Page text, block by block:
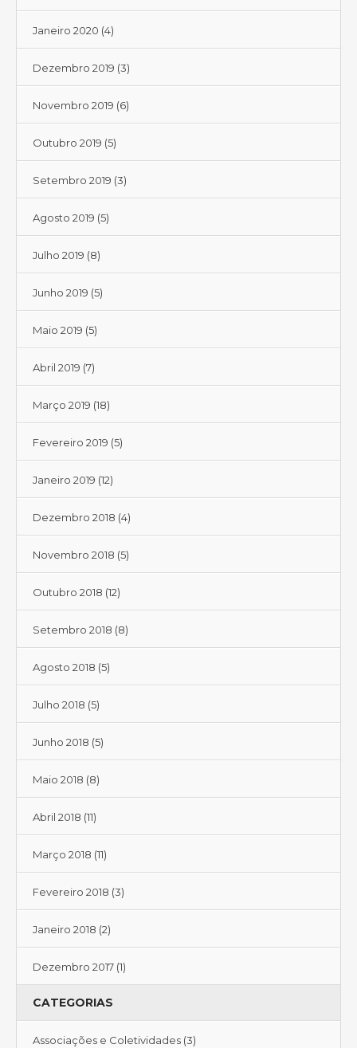
Janeiro 2020 (4)
Dezembro 2019 (3)
Novembro 2019 (6)
Outubro 2019 (5)
Setembro 2019 (3)
Agosto 2019 (5)
Julho 2019 (8)
Junho 2019 (5)
Maio 2019 (5)
Abril 2019 (7)
Março 2019 (18)
Fevereiro 2019 (5)
Janeiro 2019 (12)
Dezembro 2018 (4)
Novembro 2018 (5)
Outubro 2018 (12)
Setembro 2018 (8)
Agosto 2018 (5)
Julho 2018 (5)
Junho 2018 (5)
Maio 2018 (8)
Abril 2018 (11)
Março 2018 (11)
Fevereiro 2018 (3)
Janeiro 2018 (2)
Dezembro 2017 (1)
CATEGORIAS
Associações e Coletividades (3)